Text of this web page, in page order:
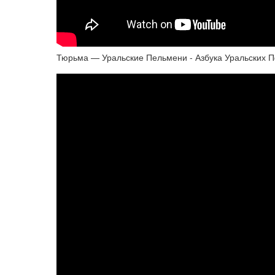
Тюрьма — Уральские Пельмени - Азбука Уральских